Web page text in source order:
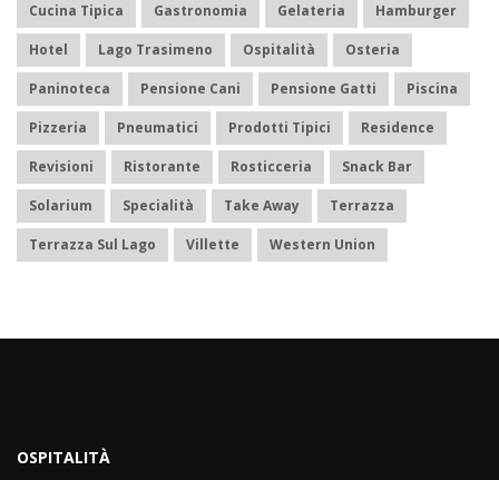
Cucina Tipica Gastronomia Gelateria Hamburger
Hotel Lago Trasimeno Ospitalità Osteria
Paninoteca Pensione Cani Pensione Gatti Piscina
Pizzeria Pneumatici Prodotti Tipici Residence
Revisioni Ristorante Rosticceria Snack Bar
Solarium Specialità Take Away Terrazza
Terrazza Sul Lago Villette Western Union
OSPITALITÀ